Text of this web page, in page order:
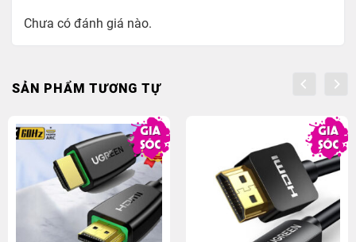
Chưa có đánh giá nào.
SẢN PHẨM TƯƠNG TỰ